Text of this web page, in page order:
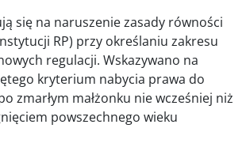
się na naruszenie zasady równości
RP) przy określaniu zakresu
regulacji. Wskazywano na
kryterium nabycia prawa do
zmarłym małżonku nie wcześniej niż
powszechnego wieku